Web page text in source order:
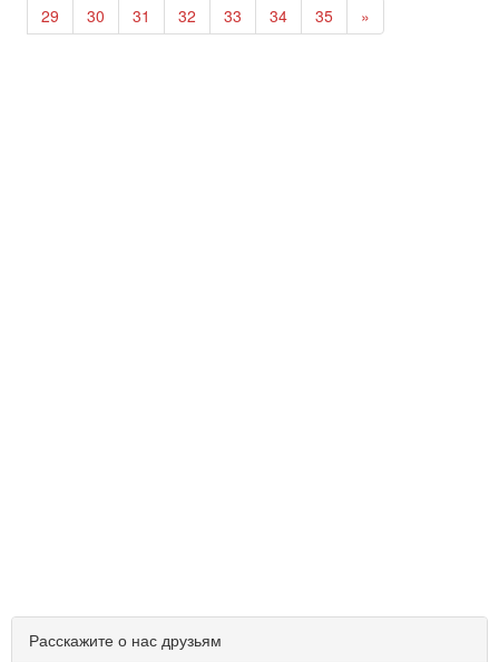
29 30 31 32 33 34 35 »
Расскажите о нас друзьям